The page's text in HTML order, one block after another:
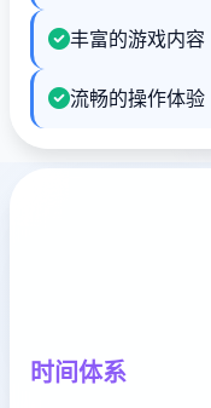
丰富的游戏内容
流畅的操作体验
时间体系